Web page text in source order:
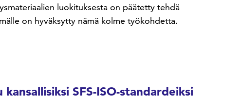
luokituksesta on päätetty tehdä
on hyväksytty nämä kolme työkohdetta.
SFS-ISO-standardeiksi